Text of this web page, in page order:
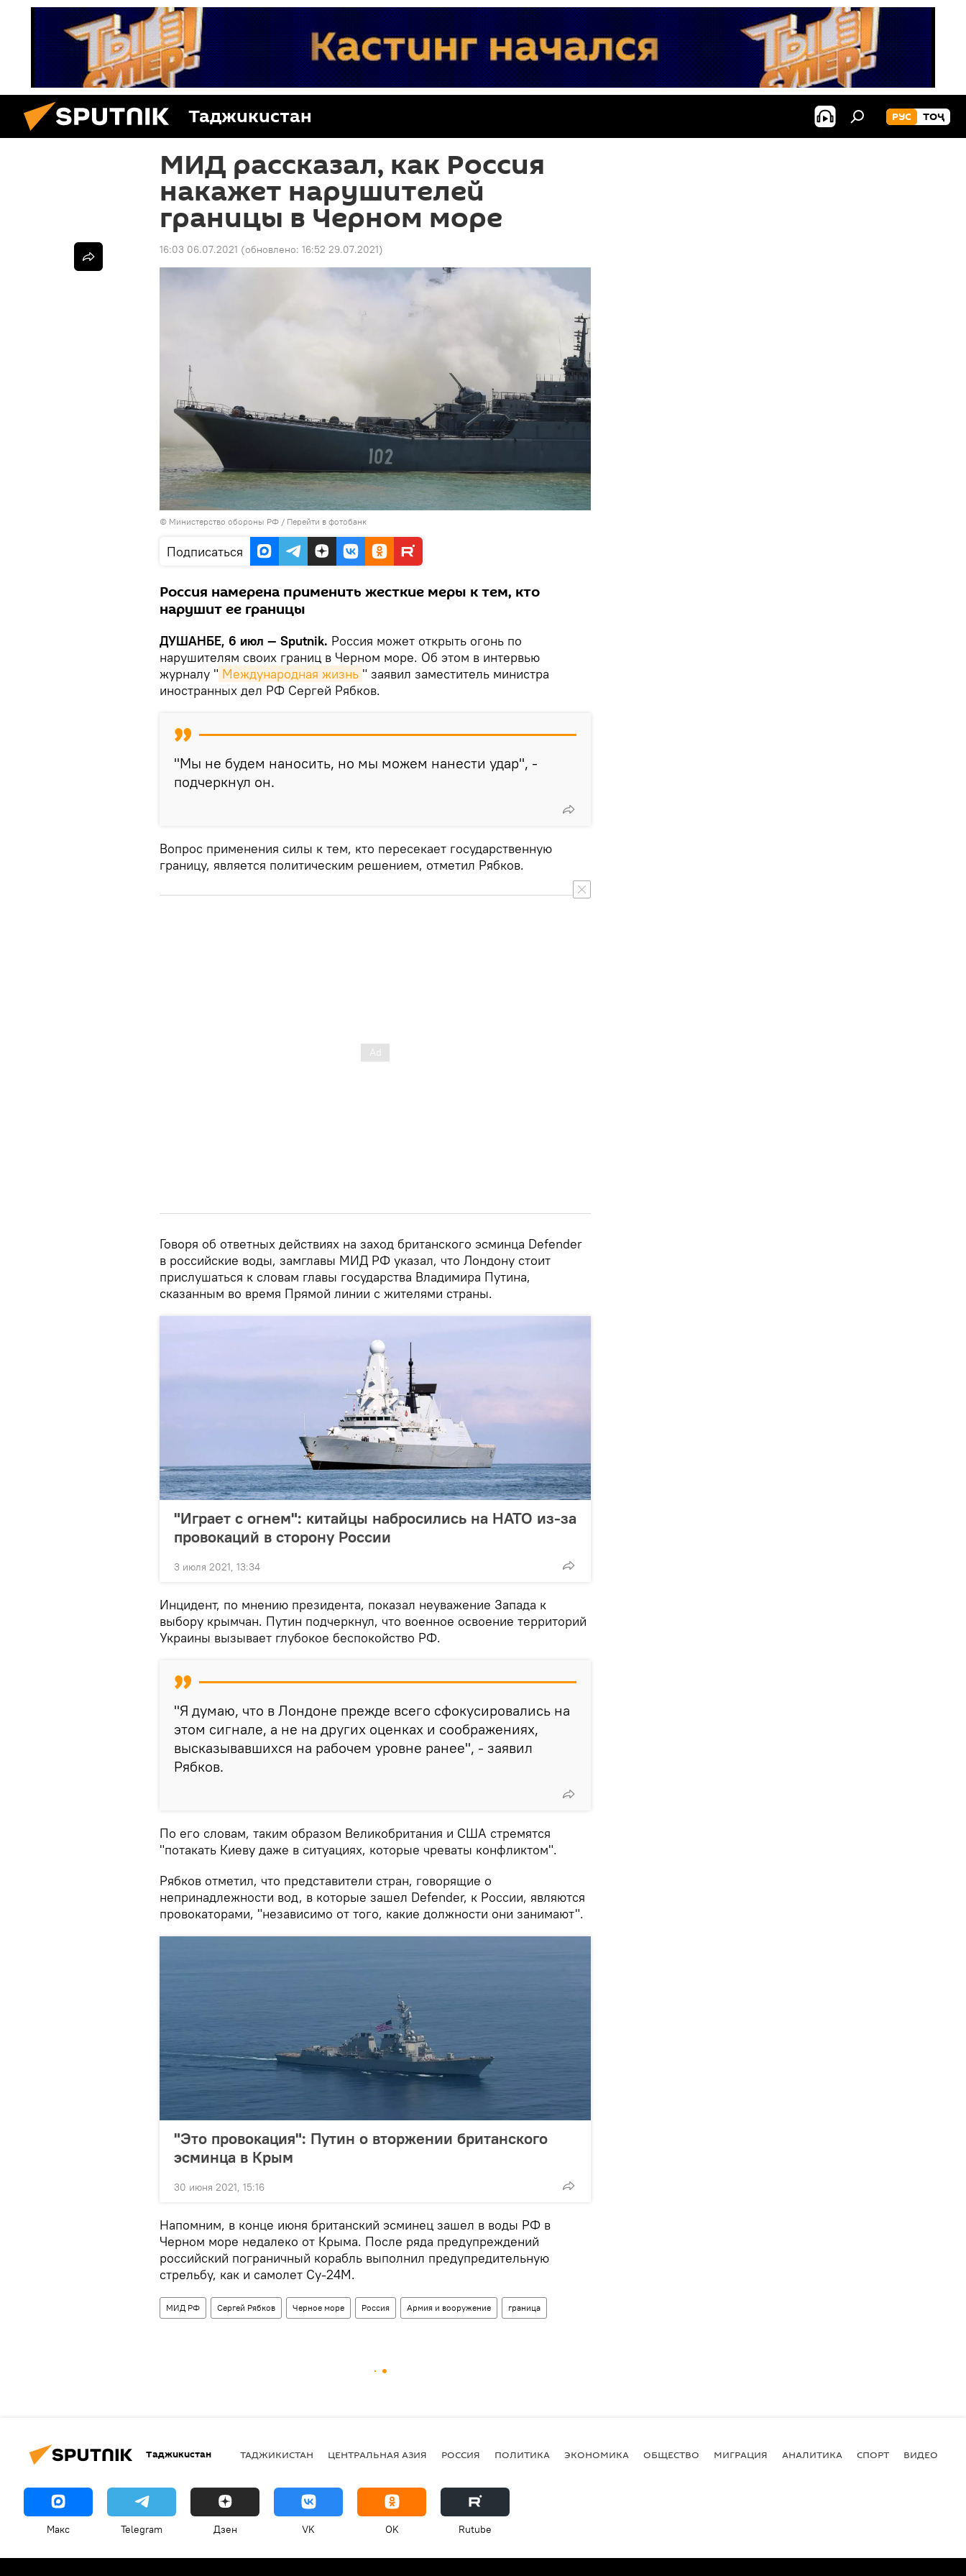
Таджикистан РУС ТОҶ
МИД рассказал, как Россия
накажет нарушителей
границы в Черном море
16:03 06.07.2021 (обновлено: 16:52 29.07.2021)
© Министерство обороны РФ / Перейти в фотобанк
Подписаться
Россия намерена применить жесткие меры к тем, кто
нарушит ее границы
ДУШАНБЕ, 6 июл — Sputnik. Россия может открыть огонь по
нарушителям своих границ в Черном море. Об этом в интервью
журналу " Международная жизнь " заявил заместитель министра
иностранных дел РФ Сергей Рябков.
"Мы не будем наносить, но мы можем нанести удар", -
подчеркнул он.
Вопрос применения силы к тем, кто пересекает государственную
границу, является политическим решением, отметил Рябков.
Говоря об ответных действиях на заход британского эсминца Defender
в российские воды, замглавы МИД РФ указал, что Лондону стоит
прислушаться к словам главы государства Владимира Путина,
сказанным во время Прямой линии с жителями страны.
"Играет с огнем": китайцы набросились на НАТО из-за
провокаций в сторону России
3 июля 2021, 13:34
Инцидент, по мнению президента, показал неуважение Запада к
выбору крымчан. Путин подчеркнул, что военное освоение территорий
Украины вызывает глубокое беспокойство РФ.
"Я думаю, что в Лондоне прежде всего сфокусировались на
этом сигнале, а не на других оценках и соображениях,
высказывавшихся на рабочем уровне ранее", - заявил
Рябков.
По его словам, таким образом Великобритания и США стремятся
"потакать Киеву даже в ситуациях, которые чреваты конфликтом".
Рябков отметил, что представители стран, говорящие о
непринадлежности вод, в которые зашел Defender, к России, являются
провокаторами, "независимо от того, какие должности они занимают".
"Это провокация": Путин о вторжении британского
эсминца в Крым
30 июня 2021, 15:16
Напомним, в конце июня британский эсминец зашел в воды РФ в
Черном море недалеко от Крыма. После ряда предупреждений
российский пограничный корабль выполнил предупредительную
стрельбу, как и самолет Су-24М.
МИД РФ Сергей Рябков Черное море Россия Армия и вооружение граница
Таджикистан ТАДЖИКИСТАН ЦЕНТРАЛЬНАЯ АЗИЯ РОССИЯ ПОЛИТИКА ЭКОНОМИКА ОБЩЕСТВО МИГРАЦИЯ АНАЛИТИКА СПОРТ ВИДЕО
Макс Telegram Дзен VK OK Rutube